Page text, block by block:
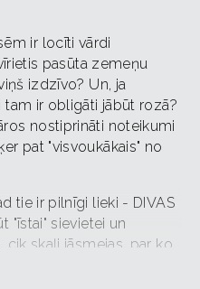
ir locīti vārdi
pasūta zemeņu
izdzīvo? Un, ja
tam ir obligāti jābūt rozā?
nostiprināti noteikumi
pat "visvoukākais" no
tie ir pilnīgi lieki - DIVAS
"īstai" sievietei un
cik skaļi jāsmejas, par ko